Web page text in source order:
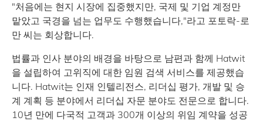
"처음에는 현지 시장에 집중했지만, 국제 및 기업 계정만
맡았고 국경을 넘는 업무도 수행했습니다,"라고 포토락-로
만 씨는 회상합니다.
법률과 인사 분야의 배경을 바탕으로 남편과 함께 Hatwit
을 설립하여 고위직에 대한 임원 검색 서비스를 제공했습
니다. Hatwit는 인재 인텔리전스, 리더십 평가, 개발 및 승
계 계획 등 분야에서 리더십 자문 분야도 전문으로 합니다.
10년 만에 다국적 고객과 300개 이상의 위임 계약을 성공